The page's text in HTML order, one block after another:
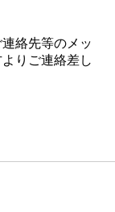
絡先等のメッ
りご連絡差し